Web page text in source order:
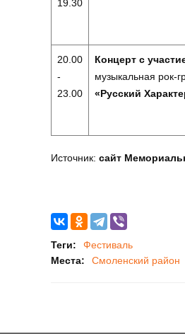
19.30
20.00
-
23.00
Концерт с
музыкальная рок-
«Русский
Источник: сайт
Теги:
Фестиваль
Места:
Смоленский район